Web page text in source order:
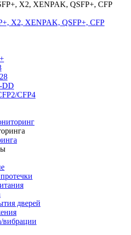
X2, XENPAK, QSFP+, CFP
DD
CFP4
дверей
вибрации